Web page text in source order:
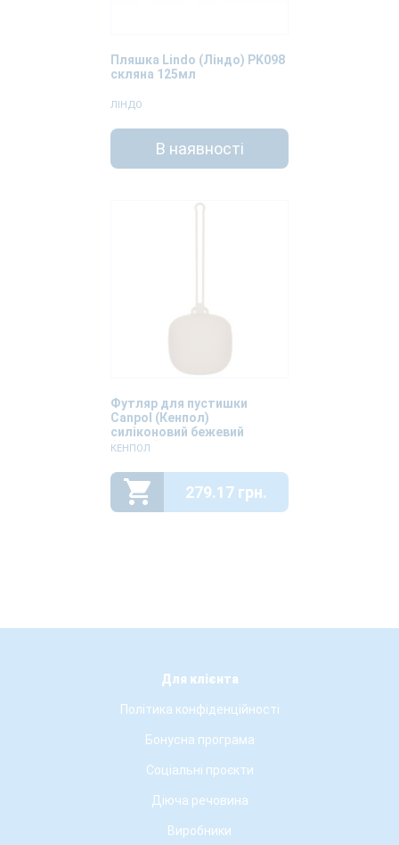
Пляшка Lindo (Ліндо) PK098
скляна 125мл
ЛІНДО
В наявності
Футляр для пустишки
Canpol (Кенпол)
силіконовий бежевий
(51/401)
КЕНПОЛ
279.17 грн.
Для клієнта
Політика конфіденційності
Бонусна програма
Соціальні проєкти
Діюча речовина
Виробники